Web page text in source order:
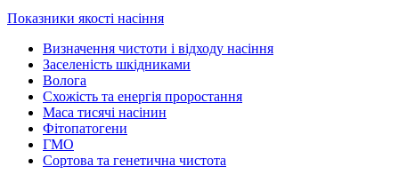
Показники якості насіння
Визначення чистоти і відходу насіння
Заселеність шкідниками
Волога
Схожість та енергія проростання
Маса тисячі насінин
Фітопатогени
ГМО
Сортова та генетична чистота